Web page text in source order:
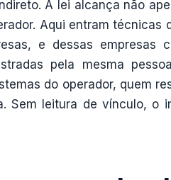
A lei alcança não
Aqui entram técnicas
e dessas empresas
pela mesma
do operador, quem
Sem leitura de vínculo, o